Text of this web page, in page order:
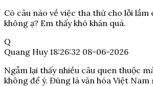
Có câu nào về việc tha thứ cho lỗi lầm
không ạ? Em thấy khó khăn quá.
Q
Quang Huy 18:26:32 08-06-2026
Ngẫm lại thấy nhiều câu quen thuộc
không để ý. Đúng là văn hóa Việt Nam